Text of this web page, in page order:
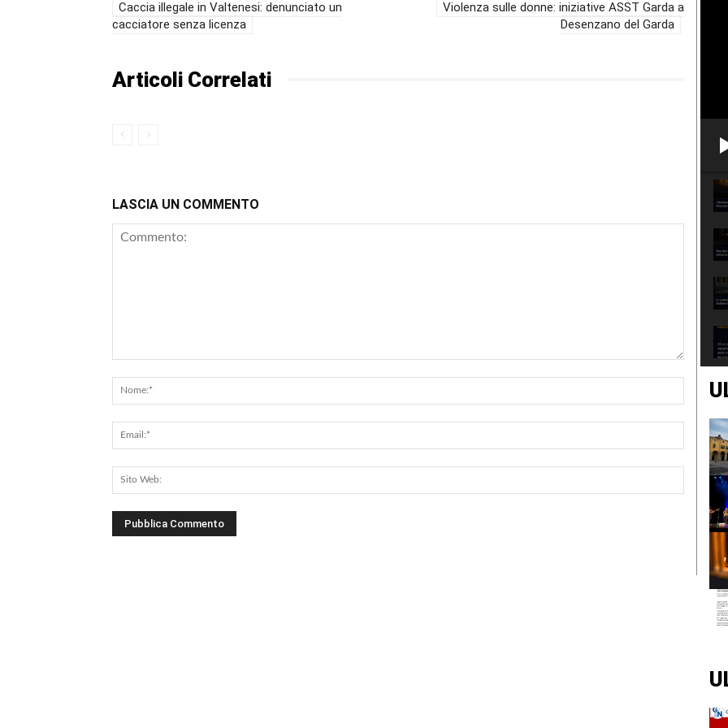
Caccia illegale in Valtenesi: denunciato un
cacciatore senza licenza
Violenza sulle donne: iniziative ASST Garda a
Desenzano del Garda
Articoli Correlati
LASCIA UN COMMENTO
Nome:*
Email:*